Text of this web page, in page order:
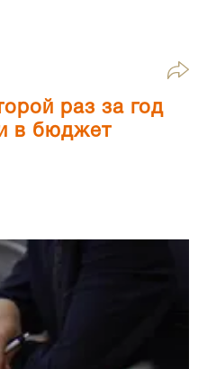
раз за год
в бюджет